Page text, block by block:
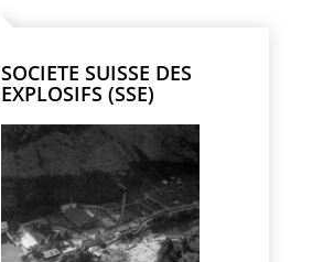
SOCIETE SUISSE DES
EXPLOSIFS (SSE)